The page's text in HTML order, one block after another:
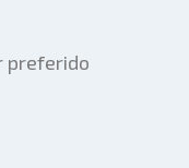
preferido